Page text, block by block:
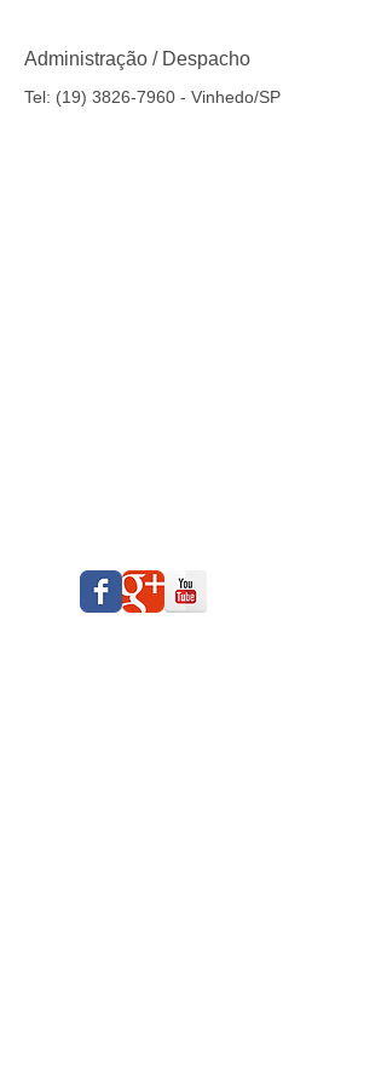
Administração / Despacho
Tel: (19) 3826-7960 - Vinhedo/SP